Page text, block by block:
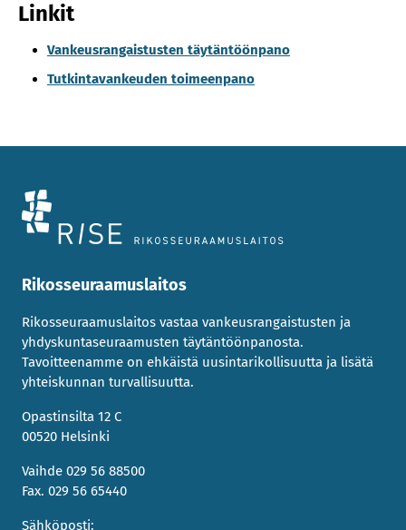
Linkit
Van­keus­ran­gais­tus­ten täy­tän­töön­pa­no
Tut­kin­ta­van­keu­den toi­meen­pa­no
Rikosseuraamuslaitos
Rikosseuraamuslaitos vastaa vankeusrangaistusten ja
yhdyskuntaseuraamusten täytäntöönpanosta.
Tavoitteenamme on ehkäistä uusintarikollisuutta ja lisätä
yhteiskunnan turvallisuutta.
Opastinsilta 12 C
00520 Helsinki
Vaihde 029 56 88500
Fax. 029 56 65440
Sähköposti: